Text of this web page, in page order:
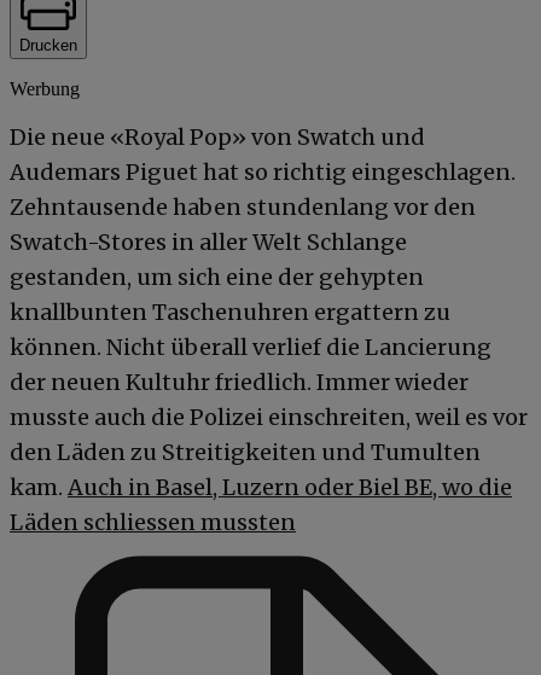
Drucken
Werbung
Die neue «Royal Pop» von Swatch und
Audemars Piguet hat so richtig eingeschlagen.
Zehntausende haben stundenlang vor den
Swatch-Stores in aller Welt Schlange
gestanden, um sich eine der gehypten
knallbunten Taschenuhren ergattern zu
können. Nicht überall verlief die Lancierung
der neuen Kultuhr friedlich. Immer wieder
musste auch die Polizei einschreiten, weil es vor
den Läden zu Streitigkeiten und Tumulten
kam. Auch in Basel, Luzern oder Biel BE, wo die
Läden schliessen mussten